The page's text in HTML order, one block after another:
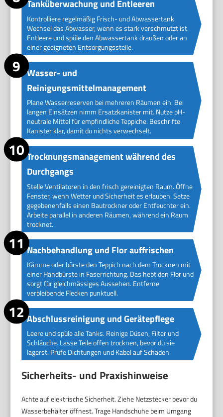
Tanküberwachung und Entleeren
Kontrolliere regelmäßig Frisch- und Abwassertank.
Wechsel das Abwasser, wenn es stark verschmutzt ist.
Entleere und spüle den Abwassertank draußen oder an
einer geeigneten Entsorgungsstelle.
Wasser- und
Reinigungsmittelmanagement
Plane Wasserreserven bei mehreren Räumen ein. Bei
langen Einsätzen nimm Ersatzkanister mit. Nutze pH-
neutrale Mittel für empfindliche Teppiche. Beschrifte
Kanister klar, damit du nichts verwechselt.
Trocknungsmanagement während des
Durchgangs
Stelle Ventilatoren in den frisch gereinigten Raum. Öffne
Fenster, wenn Wetter und Sicherheit es erlauben. Setze
gegebenenfalls einen Bautrockner oder Entfeuchter ein.
Arbeite parallel in anderen Räumen, während ein Raum
trocknet.
Nachbehandlung und Flor auffrischen
Kämme oder bürste den Teppich nach dem Trocknen mit
einer Handbürste in Faserrichtung. Das hebt den Flor und
sorgt für gleichmässiges Aussehen. Entferne
verbleibende Flecken punktuell.
Abschlussreinigung und Gerätepflege
Leere und spüle alle Tanks. Reinige Düsen, Filter und
Schläuche. Lasse Teile offen trocknen, bevor du sie
lagerst. Prüfe Dichtungen und Kabel auf Schäden.
Sicherheits- und Praxishinweise
Achte auf elektrische Sicherheit. Ziehe Netzstecker bevor du
Wasserbehälter öffnest. Trage Handschuhe beim Umgang